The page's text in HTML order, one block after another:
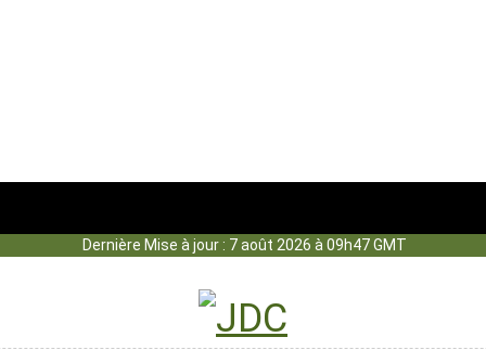
Dernière Mise à jour : 7 août 2026 à 09h47 GMT